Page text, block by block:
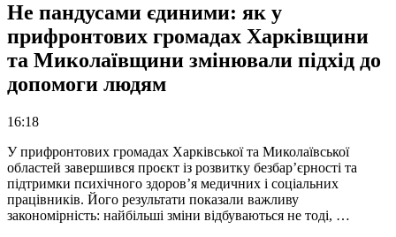
Не пандусами єдиними: як у
прифронтових громадах Харківщини
та Миколаївщини змінювали підхід до
допомоги людям
16:18
У прифронтових громадах Харківської та Миколаївської
областей завершився проєкт із розвитку безбар’єрності та
підтримки психічного здоров’я медичних і соціальних
працівників. Його результати показали важливу
закономірність: найбільші зміни відбуваються не тоді, …